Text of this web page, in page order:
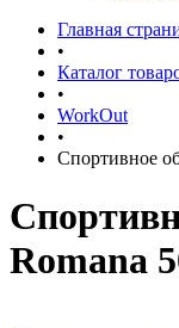
Главная
•
Каталог
•
WorkOut
•
Спортивное
Romana